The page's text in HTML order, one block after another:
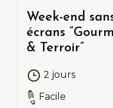
Week-end
écrans
& Terroir”
2 jours
Facile